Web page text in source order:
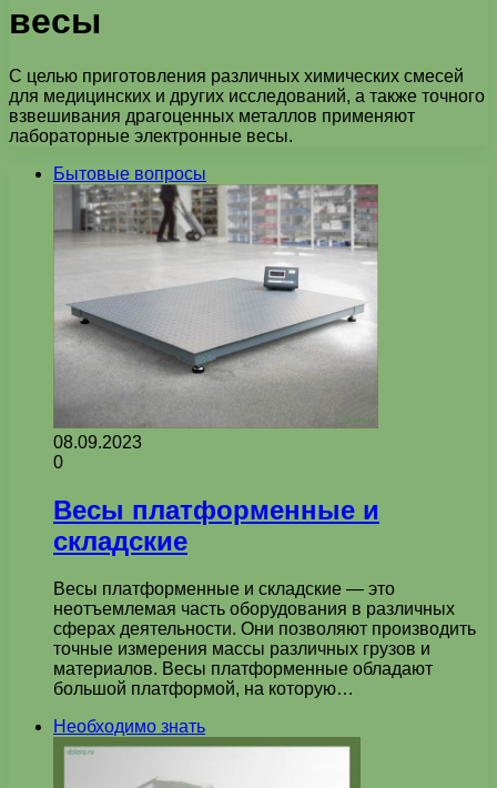
весы
С целью приготовления различных химических смесей
для медицинских и других исследований, а также точного
взвешивания драгоценных металлов применяют
лабораторные электронные весы.
Бытовые вопросы
08.09.2023
0
Весы платформенные и
складские
Весы платформенные и складские — это
неотъемлемая часть оборудования в различных
сферах деятельности. Они позволяют производить
точные измерения массы различных грузов и
материалов. Весы платформенные обладают
большой платформой, на которую…
Необходимо знать